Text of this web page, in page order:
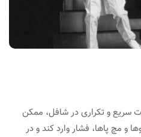
سریع و تکراری در شافل، ممکن
و مچ پاها، فشار وارد کند و در